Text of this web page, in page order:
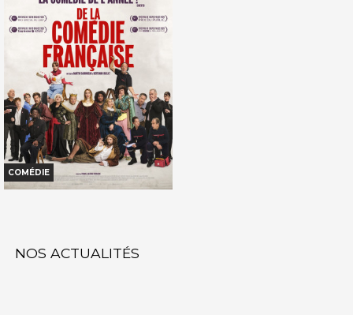
Bande-annonce
Réservation
TOUT PUBLIC
VOST
COMÉDIE
NOS ACTUALITÉS